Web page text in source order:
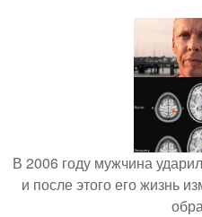
В 2006 году мужчина
и после этого его жизнь